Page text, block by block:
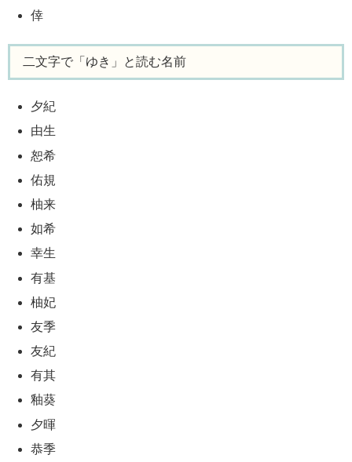
倖
二文字で「ゆき」と読む名前
夕紀
由生
恕希
佑規
柚来
如希
幸生
有基
柚妃
友季
友紀
有其
釉葵
夕暉
恭季